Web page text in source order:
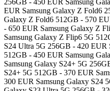
EUR Samsung Galaxy Z Fold6
Galaxy Z Fold6 512GB - 570
- 650 EUR Samsung Galaxy Z
Samsung Galaxy Z Flip6 5G
S24 Ultra 5G 256GB - 420 EUR
512GB - 450 EUR Samsung
Samsung Galaxy S24+ 5G
S24+ 5G 512GB - 370 EUR
300 EUR Samsung Galaxy S24